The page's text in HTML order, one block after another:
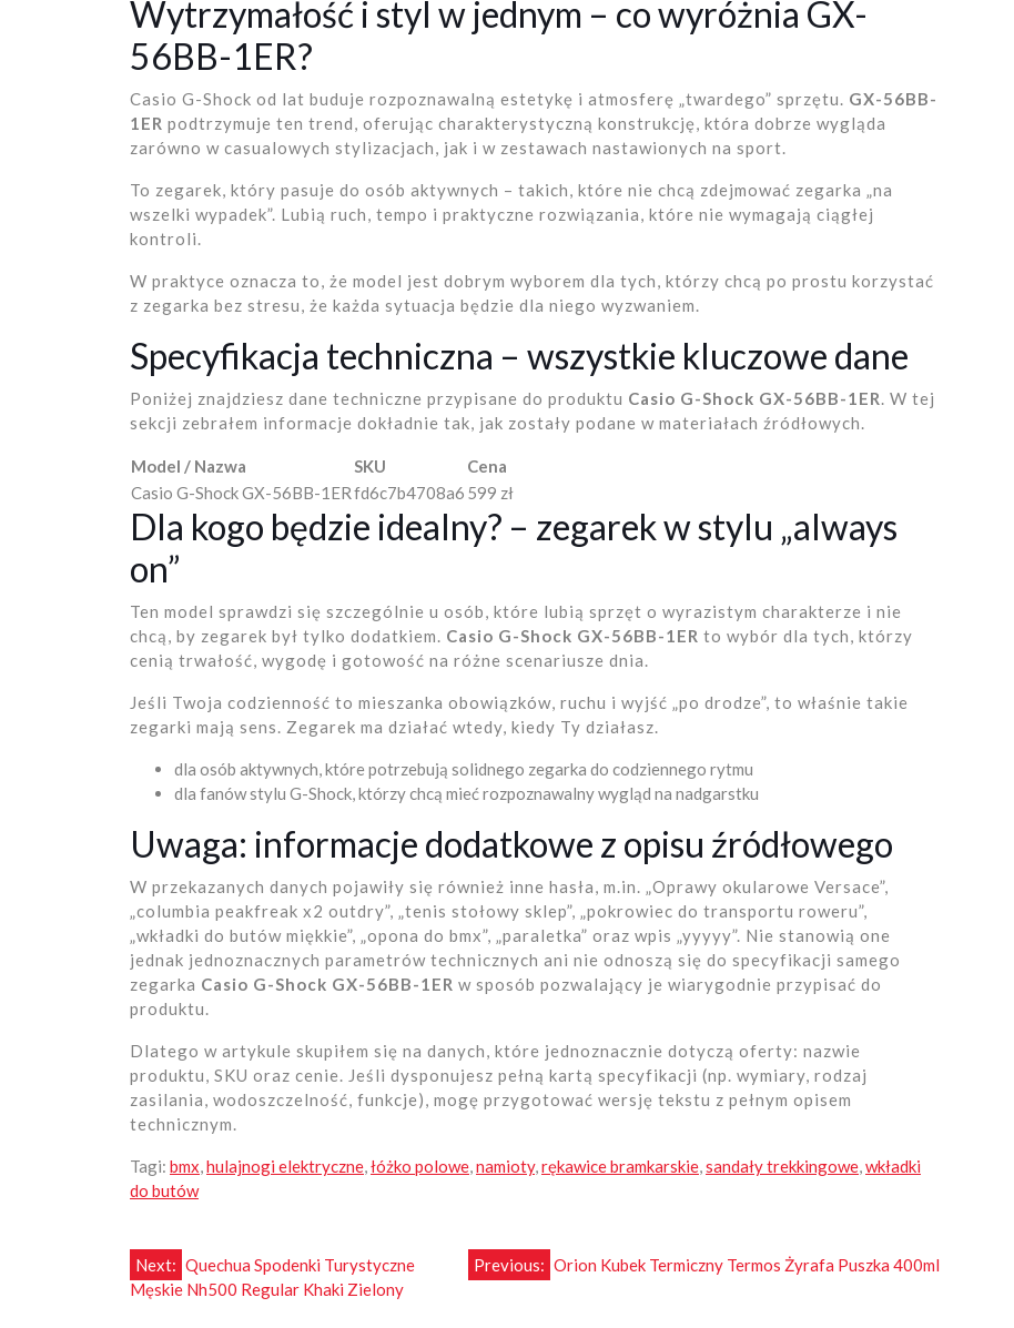
Wytrzymałość i styl w jednym – co wyróżnia GX-
56BB-1ER?
Casio G-Shock od lat buduje rozpoznawalną estetykę i atmosferę „twardego” sprzętu. GX-56BB-
1ER podtrzymuje ten trend, oferując charakterystyczną konstrukcję, która dobrze wygląda
zarówno w casualowych stylizacjach, jak i w zestawach nastawionych na sport.
To zegarek, który pasuje do osób aktywnych – takich, które nie chcą zdejmować zegarka „na
wszelki wypadek”. Lubią ruch, tempo i praktyczne rozwiązania, które nie wymagają ciągłej
kontroli.
W praktyce oznacza to, że model jest dobrym wyborem dla tych, którzy chcą po prostu korzystać
z zegarka bez stresu, że każda sytuacja będzie dla niego wyzwaniem.
Specyfikacja techniczna – wszystkie kluczowe dane
Poniżej znajdziesz dane techniczne przypisane do produktu Casio G-Shock GX-56BB-1ER. W tej
sekcji zebrałem informacje dokładnie tak, jak zostały podane w materiałach źródłowych.
Model / Nazwa SKU
Cena
Casio G-Shock GX-56BB-1ERfd6c7b4708a6 599 zł
Dla kogo będzie idealny? – zegarek w stylu „always
on”
Ten model sprawdzi się szczególnie u osób, które lubią sprzęt o wyrazistym charakterze i nie
chcą, by zegarek był tylko dodatkiem. Casio G-Shock GX-56BB-1ER to wybór dla tych, którzy
cenią trwałość, wygodę i gotowość na różne scenariusze dnia.
Jeśli Twoja codzienność to mieszanka obowiązków, ruchu i wyjść „po drodze”, to właśnie takie
zegarki mają sens. Zegarek ma działać wtedy, kiedy Ty działasz.
dla osób aktywnych, które potrzebują solidnego zegarka do codziennego rytmu
dla fanów stylu G-Shock, którzy chcą mieć rozpoznawalny wygląd na nadgarstku
Uwaga: informacje dodatkowe z opisu źródłowego
W przekazanych danych pojawiły się również inne hasła, m.in. „Oprawy okularowe Versace”,
„columbia peakfreak x2 outdry”, „tenis stołowy sklep”, „pokrowiec do transportu roweru”,
„wkładki do butów miękkie”, „opona do bmx”, „paraletka” oraz wpis „yyyyy”. Nie stanowią one
jednak jednoznacznych parametrów technicznych ani nie odnoszą się do specyfikacji samego
zegarka Casio G-Shock GX-56BB-1ER w sposób pozwalający je wiarygodnie przypisać do
produktu.
Dlatego w artykule skupiłem się na danych, które jednoznacznie dotyczą oferty: nazwie
produktu, SKU oraz cenie. Jeśli dysponujesz pełną kartą specyfikacji (np. wymiary, rodzaj
zasilania, wodoszczelność, funkcje), mogę przygotować wersję tekstu z pełnym opisem
technicznym.
Tagi: bmx,hulajnogi elektryczne,łóżko polowe,namioty,rękawice bramkarskie,sandały trekkingowe,wkładki
do butów
Nawigacja
wpisu
Previous: Orion Kubek Termiczny Termos Żyrafa Puszka 400ml
Next: Quechua Spodenki Turystyczne
Męskie Nh500 Regular Khaki Zielony